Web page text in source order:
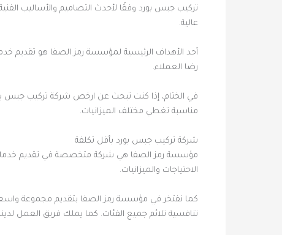
تركيب جبس بورد وفقًا لأحدث التصاميم والأساليب
عالية.
أحد الأهداف الرئيسية لمؤسسة رمز الصفا هو تقديم
رضا العملاء.
في الختام، إذا كنت تبحث عن ارخص شركة تركيب جبس
مناسبة تغطي مختلف الميزانيات.
شركة تركيب جبس بورد بأقل تكلفة
مؤسسة رمز الصفا هي شركة متخصصة في تقديم خدمات
الاحتياجات والميزانيات.
كما نفتخر في مؤسسة رمز الصفا بتقديم مجموعة واسعة
تنافسية تلائم جميع الفئات. كما يملك فريق العمل